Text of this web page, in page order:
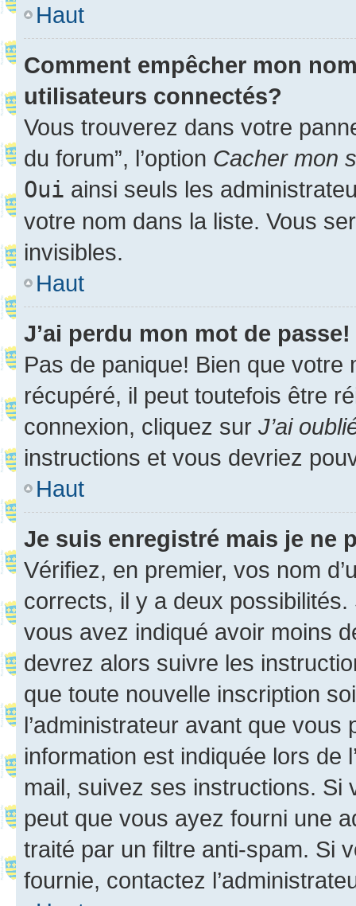
Haut
Comment empêcher mon
utilisateurs connectés?
Vous trouverez dans votre
du forum”, l’option Cacher mon
Oui ainsi seuls les
votre nom dans la liste. Vous
invisibles.
Haut
J’ai perdu mon mot de passe!
Pas de panique! Bien que
récupéré, il peut toutefois être
connexion, cliquez sur J’ai
instructions et vous devriez
Haut
Je suis enregistré mais je ne
Vérifiez, en premier, vos nom
corrects, il y a deux
vous avez indiqué avoir moins
devrez alors suivre les
que toute nouvelle inscription
l’administrateur avant que
information est indiquée lors de
mail, suivez ses instructions. Si
peut que vous ayez fourni une
traité par un filtre anti-spam. Si
fournie, contactez